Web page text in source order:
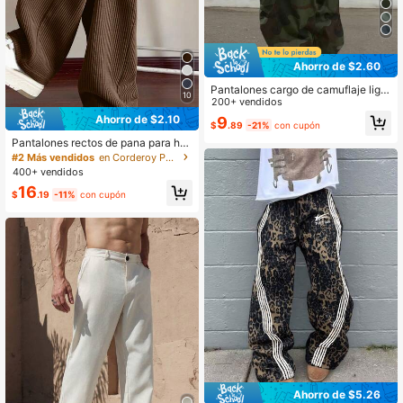
10
Ahorro de $2.10
Pantalones rectos de pana para ho
mbres, pantalones casuales cómod
os y sueltos de unicolor versátiles p
#2 Más vendidos
en Corderoy Pantalones de hombre
400+ vendidos
$16.19 -11% con cupón
Ahorro de $2.60
Pantalones cargo de camuflaje liger
os y holgados de moda casual para
hombre, pantalones largos para ext
eriores de otoño/invierno
200+ vendidos
$9.89 -21% con cupón
Ahorro de $5.26
#3 Más vendidos
en Invierno Pantalones de hombre